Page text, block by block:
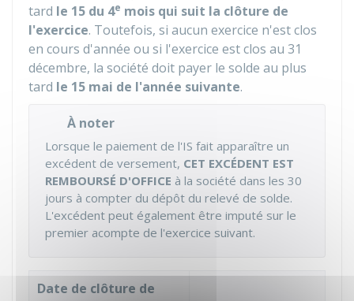
tard le 15 du 4e mois qui suit la clôture de
l'exercice. Toutefois, si aucun exercice n'est clos
en cours d'année ou si l'exercice est clos au 31
décembre, la société doit payer le solde au plus
tard le 15 mai de l'année suivante.
À noter
Lorsque le paiement de l'IS fait apparaître un
excédent de versement, CET EXCÉDENT EST
REMBOURSÉ D'OFFICE à la société dans les 30
jours à compter du dépôt du relevé de solde.
L'excédent peut également être imputé sur le
premier acompte de l'exercice suivant.
Date de clôture de